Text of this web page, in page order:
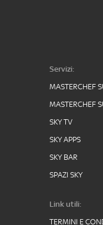
Servizi:
MASTERCHEF
MASTERCHEF
SKY TV
SKY APPS
SKY BAR
SPAZI SKY
Link utili:
TERMINI E